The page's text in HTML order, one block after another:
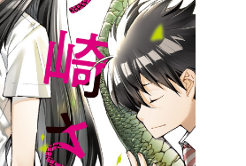
オーバーラップノベルスf